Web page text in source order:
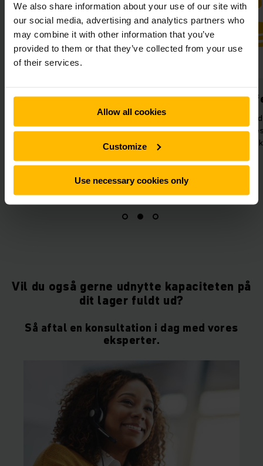
We also share information about your use of our site with
our social media, advertising and analytics partners who
may combine it with other information that you’ve
provided to them or that they’ve collected from your use
of their services.
Allow all cookies
Customize
Use necessary cookies only
Kompakt udnyttelse af
plads
Det mobile reolsystem optimerer
pladsudnyttelsen og giver mere
Enkel og
Reolsystemet
der kan
sikrer enkel og
Vil du også gerne udnytte kapaciteten på
dit lager fuldt ud?
Så aftal en konsultation i dag med vores
eksperter.